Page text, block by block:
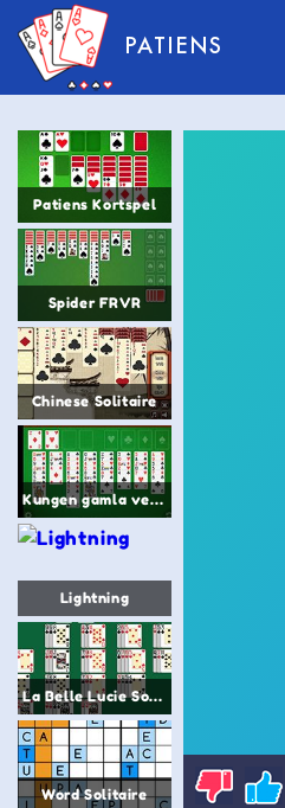
PATIENS
Patiens Kortspel
Spider FRVR
Chinese Solitaire
Kungen gamla versionen
Lightning
La Belle Lucie Solitaire
Word Solitaire